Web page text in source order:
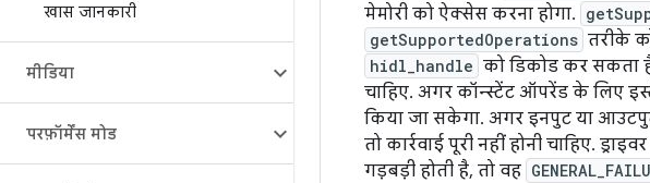
खास जानकारी
मीडिया
परफ़ॉर्मेंस मोड
मेमोरी को ऐक्सेस करना होगा.
getSupportedOperations तरीके
hidl_handle को डिकोड कर सकता
चाहिए. अगर कॉन्स्टेंट ऑपरेंड के लिए
किया जा सकेगा. अगर इनपुट या
तो कार्रवाई पूरी नहीं होनी चाहिए.
गड़बड़ी होती है, तो वह